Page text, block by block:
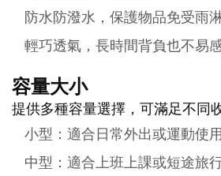
防水防潑水，保護物品免受雨
輕巧透氣，長時間背負也不易
容量大小
提供多種容量選擇，可滿足不同
小型：適合日常外出或運動使用
中型：適合上班上課或短途旅